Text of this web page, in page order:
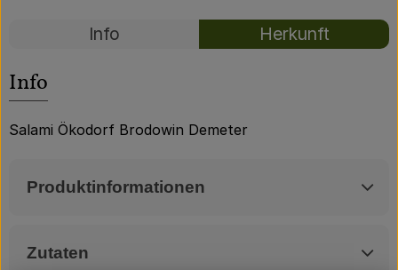
Rezepte
Info Herkunft
Info
Salami Ökodorf Brodowin Demeter
Produktinformationen
Zutaten